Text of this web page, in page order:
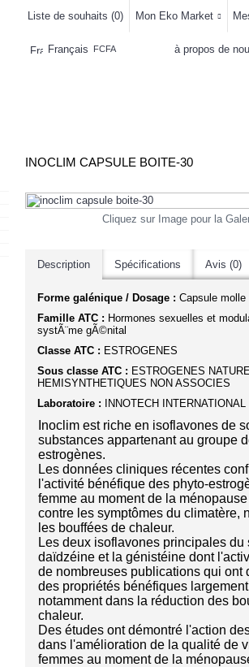
Liste de souhaits (0) Mon Eko Market
Français FCFA à propos de
INOCLIM CAPSULE BOITE-30
Cliquez sur Image pour la
Description Spécifications Avis (0)
Forme galénique / Dosage : Capsule molle
Famille ATC : Hormones sexuelles et
systÃ¨me gÃ©nital
Classe ATC : ESTROGENES
Sous classe ATC : ESTROGENES
HEMISYNTHETIQUES NON ASSOCIES
Laboratoire : INNOTECH INTERNATIONAL
Inoclim est riche en isoflavones de
substances appartenant au groupe
estrogènes.
Les données cliniques récentes
l'activité bénéfique des phyto-
femme au moment de la
contre les symptômes du climatère,
les bouffées de chaleur.
Les deux isoflavones principales du
daïdzéine et la génistéine dont
de nombreuses publications qui ont
des propriétés bénéfiques
notamment dans la réduction des
chaleur.
Des études ont démontré l'action
dans l'amélioration de la qualité de
femmes au moment de la